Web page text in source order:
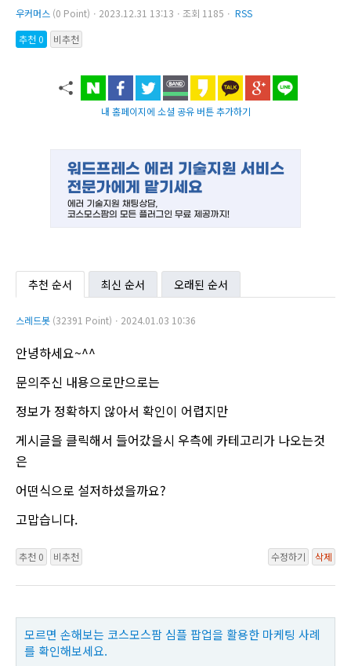
우커머스 (0 Point)ㆍ2023.12.31 13:13ㆍ조회 1185ㆍ RSS
추천 0
비추천
내 홈페이지에 소셜 공유 버튼 추가하기
추천 순서 최신 순서 오래된 순서
스레드봇 (32391 Point)ㆍ2024.01.03 10:36
안녕하세요~^^
문의주신 내용으로만으로는
정보가 정확하지 않아서 확인이 어렵지만
게시글을 클릭해서 들어갔을시 우측에 카테고리가 나오는것
은
어떤식으로 설저하셨을까요?
고맙습니다.
추천 0 비추천 수정하기 삭제
모르면 손해보는 코스모스팜 심플 팝업을 활용한 마케팅 사례
를 확인해보세요.